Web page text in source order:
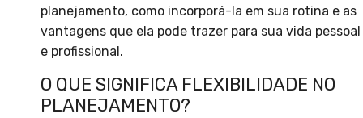
planejamento, como incorporá-la em sua rotina e as
vantagens que ela pode trazer para sua vida pessoal
e profissional.
O QUE SIGNIFICA FLEXIBILIDADE NO
PLANEJAMENTO?